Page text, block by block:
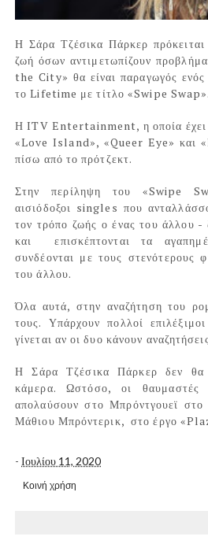
Η Σάρα Τζέσικα Πάρκερ πρόκειται
ζωή όσων αντιμετωπίζουν
the City» θα είναι παραγωγός ενός
το Lifetime με τίτλο «Swipe Swap».
Η ITV Entertainment, η οποία έχει
«Love Island», «Queer Eye» και
πίσω από το πρότζεκτ.
Στην περίληψη του «Swipe
αισιόδοξοι singles που
τον τρόπο ζωής ο ένας του άλλου -
και
επισκέπτονται τα
συνδέονται με τους στενότερους
του άλλου.
Όλα αυτά, στην αναζήτηση του
τους. Υπάρχουν πολλοί
γίνεται αν οι δυο κάνουν
Η Σάρα Τζέσικα Πάρκερ δεν θα
κάμερα. Ωστόσο, οι θαυμαστές
απολαύσουν στο Μπρόντγουεϊ
Μάθιου Μπρόντερικ, στο έργο
- Ιουλίου 11, 2020
Κοινή χρήση